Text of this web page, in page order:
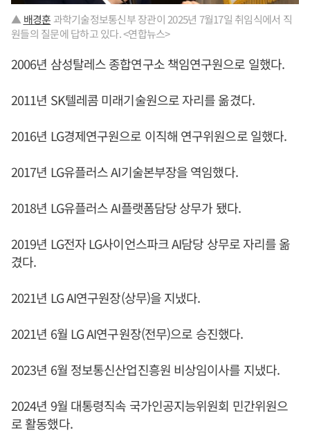
▲ 배경훈과학기술정보통신부 장관이 2025년 7월17일 취임식에서 직
원들의 질문에 답하고 있다. <연합뉴스>
2006년 삼성탈레스 종합연구소 책임연구원으로 일했다.
2011년 SK텔레콤 미래기술원으로 자리를 옮겼다.
2016년 LG경제연구원으로 이직해 연구위원으로 일했다.
2017년 LG유플러스 AI기술본부장을 역임했다.
2018년 LG유플러스 AI플랫폼담당 상무가 됐다.
2019년 LG전자 LG사이언스파크 AI담당 상무로 자리를 옮
겼다.
2021년 LG AI연구원장(상무)을 지냈다.
2021년 6월 LG AI연구원장(전무)으로 승진했다.
2023년 6월 정보통신산업진흥원 비상임이사를 지냈다.
2024년 9월 대통령직속 국가인공지능위원회 민간위원으
로 활동했다.